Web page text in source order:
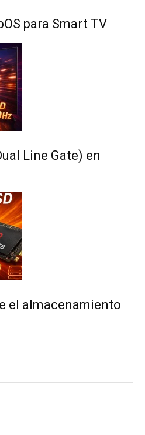
para Smart TV
Line Gate) en
el almacenamiento